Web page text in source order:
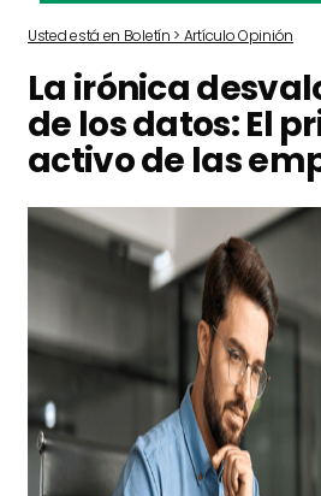
Usted está en Boletín > Artículo Opinión
La irónica
de los datos: El
activo de las